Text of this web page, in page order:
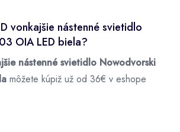
vonkajšie nástenné svietidlo
OIA LED biela?
nástenné svietidlo Nowodvorski
môžete kúpiž už od 36€ v eshope